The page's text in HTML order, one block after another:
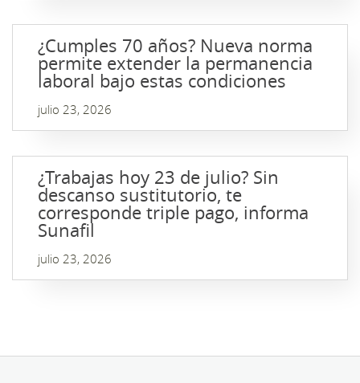
¿Cumples 70 años? Nueva norma
permite extender la permanencia
laboral bajo estas condiciones
julio 23, 2026
¿Trabajas hoy 23 de julio? Sin
descanso sustitutorio, te
corresponde triple pago, informa
Sunafil
julio 23, 2026